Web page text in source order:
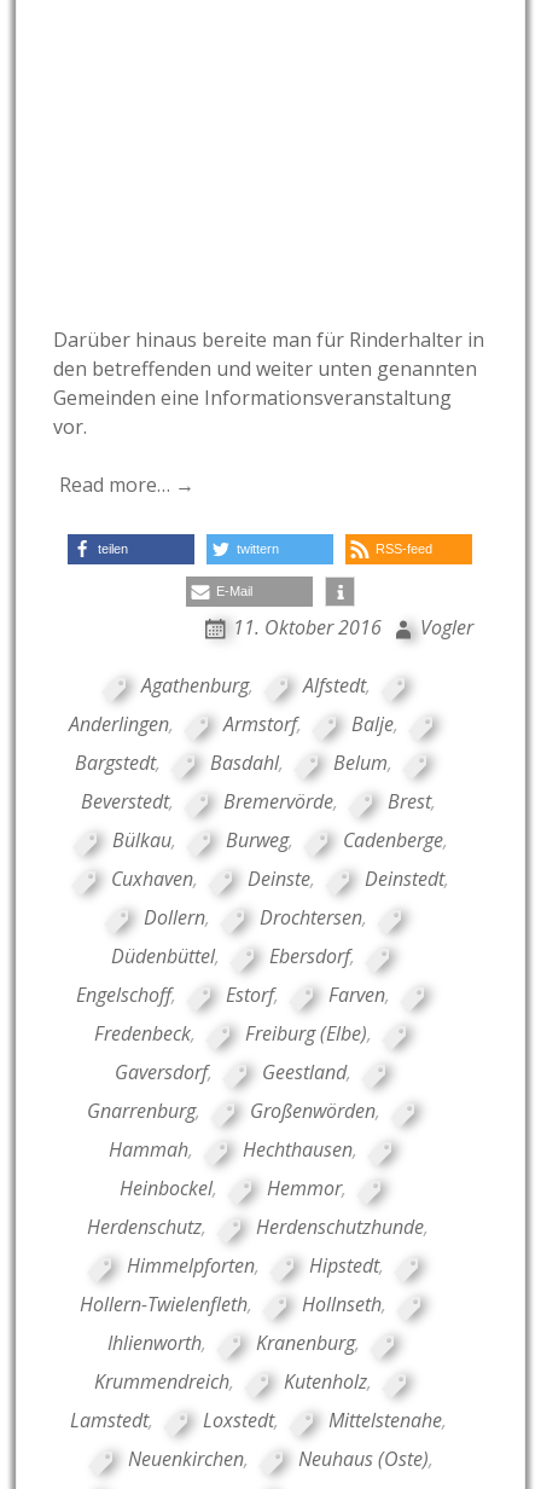
Darüber hinaus bereite man für Rinderhalter in
den betreffenden und weiter unten genannten
Gemeinden eine Informationsveranstaltung
vor.
Read more… →
teilen twittern RSS-feed
E-Mail
11. Oktober 2016 Vogler
Agathenburg, Alfstedt,
Anderlingen, Armstorf, Balje,
Bargstedt, Basdahl, Belum,
Beverstedt, Bremervörde, Brest,
Bülkau, Burweg, Cadenberge,
Cuxhaven, Deinste, Deinstedt,
Dollern, Drochtersen,
Düdenbüttel, Ebersdorf,
Engelschoff, Estorf, Farven,
Fredenbeck, Freiburg (Elbe),
Gaversdorf, Geestland,
Gnarrenburg, Großenwörden,
Hammah, Hechthausen,
Heinbockel, Hemmor,
Herdenschutz, Herdenschutzhunde,
Himmelpforten, Hipstedt,
Hollern-Twielenfleth, Hollnseth,
Ihlienworth, Kranenburg,
Krummendreich, Kutenholz,
Lamstedt, Loxstedt, Mittelstenahe,
Neuenkirchen, Neuhaus (Oste),